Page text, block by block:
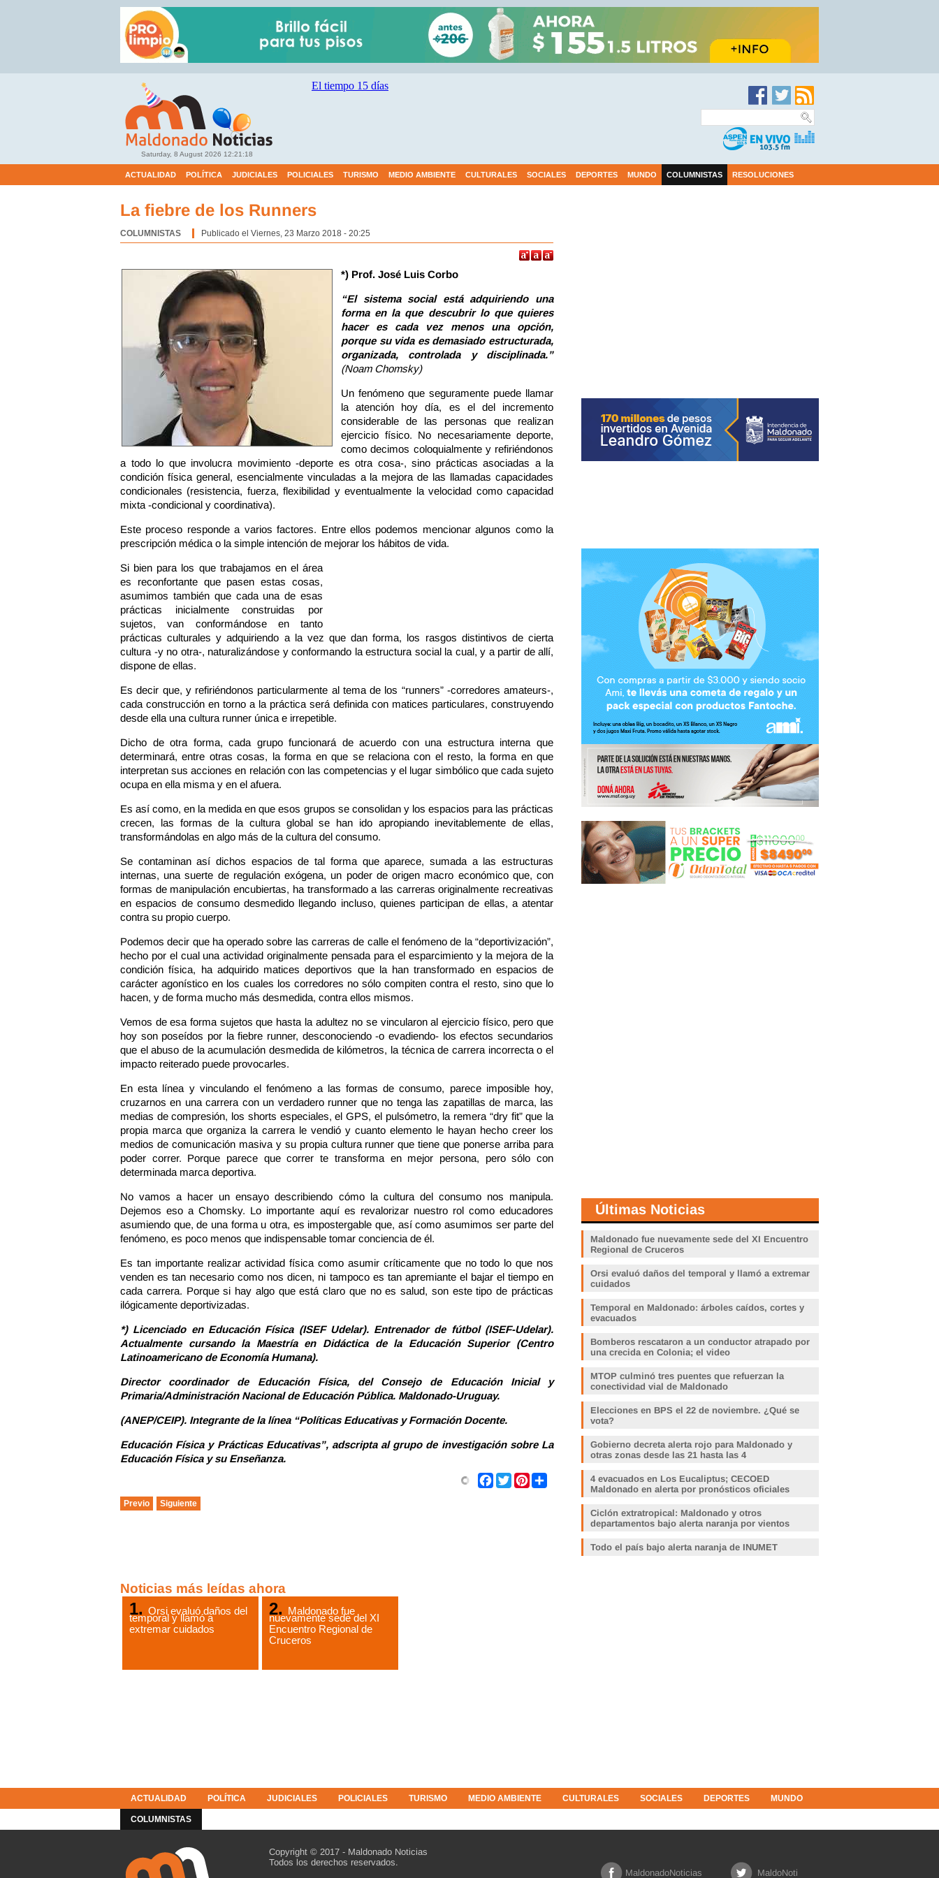
Saturday, 8 August 2026 12:21:19
ACTUALIDAD POLÍTICA JUDICIALES POLICIALES TURISMO MEDIO AMBIENTE CULTURALES SOCIALES DEPORTES MUNDO COLUMNISTAS RESOLUCIONES
La fiebre de los Runners
COLUMNISTAS Publicado el Viernes, 23 Marzo 2018 - 20:25
*) Prof. José Luis Corbo
“El sistema social está adquiriendo una
forma en la que descubrir lo que quieres
hacer es cada vez menos una opción,
porque su vida es demasiado estructurada,
organizada, controlada y disciplinada.”
(Noam Chomsky)
Un fenómeno que seguramente puede llamar
la atención hoy día, es el del incremento
considerable de las personas que realizan
ejercicio físico. No necesariamente deporte,
como decimos coloquialmente y refiriéndonos
a todo lo que involucra movimiento -deporte es otra cosa-, sino prácticas asociadas a la
condición física general, esencialmente vinculadas a la mejora de las llamadas capacidades
condicionales (resistencia, fuerza, flexibilidad y eventualmente la velocidad como capacidad
mixta -condicional y coordinativa).
Este proceso responde a varios factores. Entre ellos podemos mencionar algunos como la
prescripción médica o la simple intención de mejorar los hábitos de vida.
Si bien para los que trabajamos en el área
es reconfortante que pasen estas cosas,
asumimos también que cada una de esas
prácticas inicialmente construidas por
sujetos, van conformándose en tanto
prácticas culturales y adquiriendo a la vez que dan forma, los rasgos distintivos de cierta
cultura -y no otra-, naturalizándose y conformando la estructura social la cual, y a partir de allí,
dispone de ellas.
Es decir que, y refiriéndonos particularmente al tema de los “runners” -corredores amateurs-,
cada construcción en torno a la práctica será definida con matices particulares, construyendo
desde ella una cultura runner única e irrepetible.
Dicho de otra forma, cada grupo funcionará de acuerdo con una estructura interna que
determinará, entre otras cosas, la forma en que se relaciona con el resto, la forma en que
interpretan sus acciones en relación con las competencias y el lugar simbólico que cada sujeto
ocupa en ella misma y en el afuera.
Es así como, en la medida en que esos grupos se consolidan y los espacios para las prácticas
crecen, las formas de la cultura global se han ido apropiando inevitablemente de ellas,
transformándolas en algo más de la cultura del consumo.
Se contaminan así dichos espacios de tal forma que aparece, sumada a las estructuras
internas, una suerte de regulación exógena, un poder de origen macro económico que, con
formas de manipulación encubiertas, ha transformado a las carreras originalmente recreativas
en espacios de consumo desmedido llegando incluso, quienes participan de ellas, a atentar
contra su propio cuerpo.
Podemos decir que ha operado sobre las carreras de calle el fenómeno de la “deportivización”,
hecho por el cual una actividad originalmente pensada para el esparcimiento y la mejora de la
condición física, ha adquirido matices deportivos que la han transformado en espacios de
carácter agonístico en los cuales los corredores no sólo compiten contra el resto, sino que lo
hacen, y de forma mucho más desmedida, contra ellos mismos.
Vemos de esa forma sujetos que hasta la adultez no se vincularon al ejercicio físico, pero que
hoy son poseídos por la fiebre runner, desconociendo -o evadiendo- los efectos secundarios
que el abuso de la acumulación desmedida de kilómetros, la técnica de carrera incorrecta o el
impacto reiterado puede provocarles.
En esta línea y vinculando el fenómeno a las formas de consumo, parece imposible hoy,
cruzarnos en una carrera con un verdadero runner que no tenga las zapatillas de marca, las
medias de compresión, los shorts especiales, el GPS, el pulsómetro, la remera “dry fit” que la
propia marca que organiza la carrera le vendió y cuanto elemento le hayan hecho creer los
medios de comunicación masiva y su propia cultura runner que tiene que ponerse arriba para
poder correr. Porque parece que correr te transforma en mejor persona, pero sólo con
determinada marca deportiva.
No vamos a hacer un ensayo describiendo cómo la cultura del consumo nos manipula.
Dejemos eso a Chomsky. Lo importante aquí es revalorizar nuestro rol como educadores
asumiendo que, de una forma u otra, es impostergable que, así como asumimos ser parte del
fenómeno, es poco menos que indispensable tomar conciencia de él.
Es tan importante realizar actividad física como asumir críticamente que no todo lo que nos
venden es tan necesario como nos dicen, ni tampoco es tan apremiante el bajar el tiempo en
cada carrera. Porque si hay algo que está claro que no es salud, son este tipo de prácticas
ilógicamente deportivizadas.
*) Licenciado en Educación Física (ISEF Udelar). Entrenador de fútbol (ISEF-Udelar).
Actualmente cursando la Maestría en Didáctica de la Educación Superior (Centro
Latinoamericano de Economía Humana).
Director coordinador de Educación Física, del Consejo de Educación Inicial y
Primaria/Administración Nacional de Educación Pública. Maldonado-Uruguay.
(ANEP/CEIP). Integrante de la línea “Políticas Educativas y Formación Docente.
Educación Física y Prácticas Educativas”, adscripta al grupo de investigación sobre La
Educación Física y su Enseñanza.
Facebook
TwitterPinterest
Previo Siguiente
Últimas Noticias
Maldonado fue nuevamente sede del XI Encuentro
Regional de Cruceros
Orsi evaluó daños del temporal y llamó a extremar
cuidados
Temporal en Maldonado: árboles caídos, cortes y
evacuados
Bomberos rescataron a un conductor atrapado por
una crecida en Colonia; el video
MTOP culminó tres puentes que refuerzan la
conectividad vial de Maldonado
Elecciones en BPS el 22 de noviembre. ¿Qué se
vota?
Gobierno decreta alerta rojo para Maldonado y
otras zonas desde las 21 hasta las 4
4 evacuados en Los Eucaliptus; CECOED
Maldonado en alerta por pronósticos oficiales
Ciclón extratropical: Maldonado y otros
departamentos bajo alerta naranja por vientos
Todo el país bajo alerta naranja de INUMET
Noticias más leídas ahora
Orsi evaluó daños del
temporal y llamó a
extremar cuidados
Maldonado fue
nuevamente sede del XI
Encuentro Regional de
Cruceros
ACTUALIDAD POLÍTICA JUDICIALES POLICIALES TURISMO MEDIO AMBIENTE CULTURALES SOCIALES DEPORTES MUNDO
COLUMNISTAS
Copyright © 2017 - Maldonado Noticias
Todos los derechos reservados.
MaldonadoNoticias
MaldoNoti